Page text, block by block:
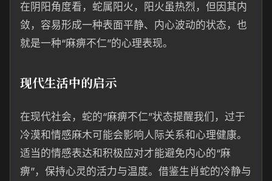
在阴阳角度看，蛇属阳火，阳火虽热烈，但因其内
敛，容易形成一种表面平静、内心波动的状态，也
就是一种“麻痹不仁”的心理表现。
现代生活中的启示
在现代社会，蛇的“麻痹不仁”状态提醒我们，过于
冷漠和情感麻木可能会影响人际关系和心理健康。
适当的情感表达和积极应对才能避免内心的“麻
痹”，保持心灵的活力与温度。借鉴生肖蛇的冷静与